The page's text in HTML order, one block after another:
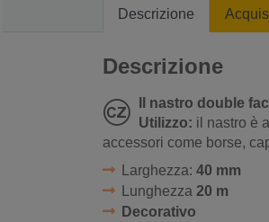
Descrizione
Descrizione
Il nastro double
Utilizzo: il nastro è
accessori come borse,
Larghezza: 40 mm
Lunghezza 20 m
Decorativo